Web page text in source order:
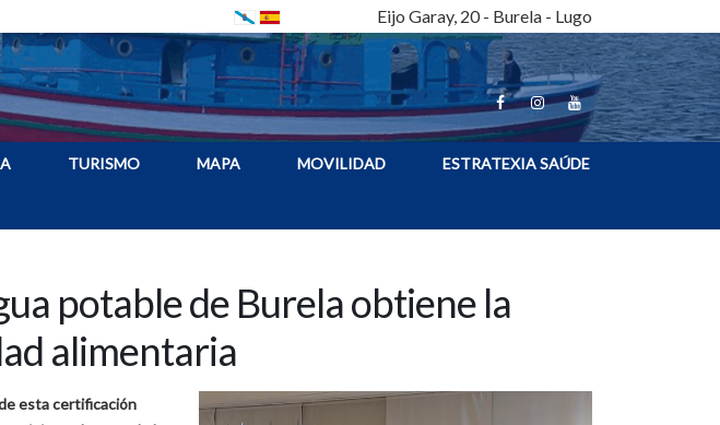
Eijo Garay, 20 - Burela - Lugo
TURISMO MAPA MOVILIDAD ESTRATEXIA SAÚDE
potable de Burela obtiene la
alimentaria
esta certificación